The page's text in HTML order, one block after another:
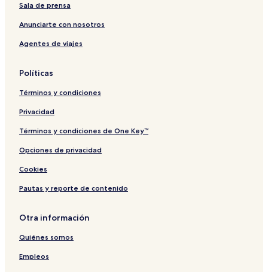
Sala de prensa
Anunciarte con nosotros
Agentes de viajes
Políticas
Términos y condiciones
Privacidad
Términos y condiciones de One Key™
Opciones de privacidad
Cookies
Pautas y reporte de contenido
Otra información
Quiénes somos
Empleos